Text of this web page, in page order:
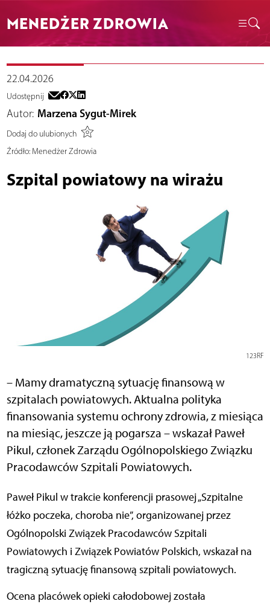
MENEDŻER ZDROWIA
22.04.2026
Udostępnij
Autor: Marzena Sygut-Mirek
Dodaj do ulubionych
Źródło:Menedżer Zdrowia
Szpital powiatowy na wirażu
123RF
– Mamy dramatyczną sytuację finansową w
szpitalach powiatowych. Aktualna polityka
finansowania systemu ochrony zdrowia, z miesiąca
na miesiąc, jeszcze ją pogarsza – wskazał Paweł
Pikul, członek Zarządu Ogólnopolskiego Związku
Pracodawców Szpitali Powiatowych.
Paweł Pikul w trakcie konferencji prasowej „Szpitalne
łóżko poczeka, choroba nie”, organizowanej przez
Ogólnopolski Związek Pracodawców Szpitali
Powiatowych i Związek Powiatów Polskich, wskazał na
tragiczną sytuację finansową szpitali powiatowych.
Ocena placówek opieki całodobowej została